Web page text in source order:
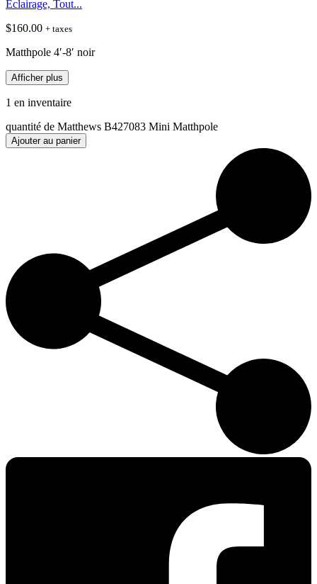
Éclairage, Tout...
$160.00 + taxes
Matthpole 4′-8′ noir
Afficher plus
1 en inventaire
quantité de Matthews B427083 Mini Matthpole
Ajouter au panier